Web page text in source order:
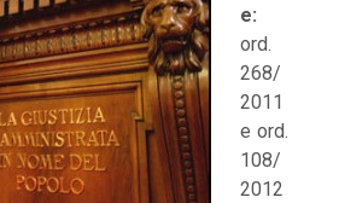
e:
ord.
268/
2011
e ord.
108/
2012